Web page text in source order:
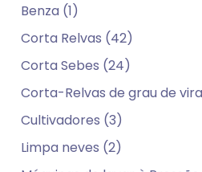
Benza (1)
Corta Relvas (42)
Corta Sebes (24)
Corta-Relvas de grau de
Cultivadores (3)
Limpa neves (2)